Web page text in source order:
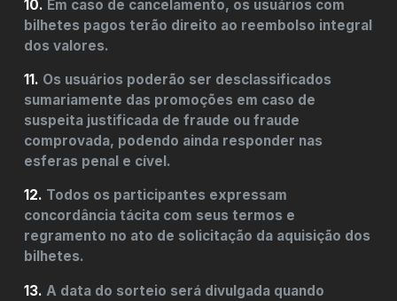
10. Em caso de cancelamento, os usuários com
bilhetes pagos terão direito ao reembolso integral
dos valores.
11. Os usuários poderão ser desclassificados
sumariamente das promoções em caso de
suspeita justificada de fraude ou fraude
comprovada, podendo ainda responder nas
esferas penal e cível.
12. Todos os participantes expressam
concordância tácita com seus termos e
regramento no ato de solicitação da aquisição dos
bilhetes.
13. A data do sorteio será divulgada quando